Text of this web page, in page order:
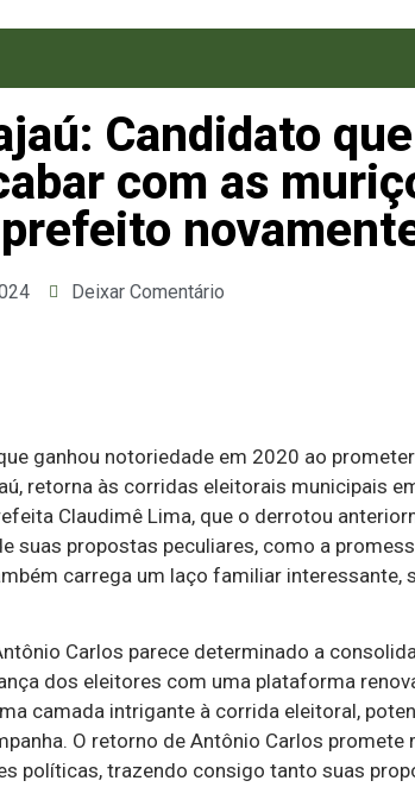
Candidato
com as
Deixar Comentário
ganhou notoriedade em 2020 ao
retorna às corridas eleitorais municipais
Claudimê Lima, que o derrotou
suas propostas peculiares, como a
carrega um laço familiar interessante,
Carlos parece determinado a
dos eleitores com uma plataforma
camada intrigante à corrida eleitoral,
O retorno de Antônio Carlos promete
políticas, trazendo consigo tanto suas